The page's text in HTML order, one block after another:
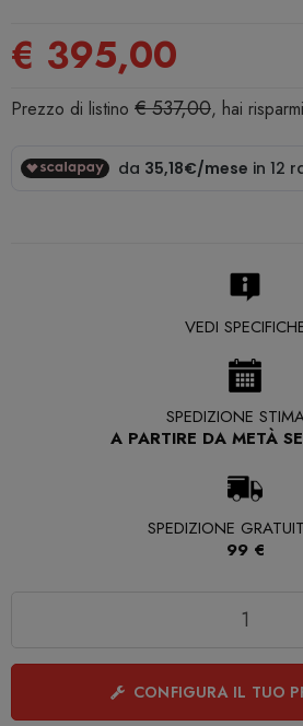
€ 395,00
Prezzo di listino € 537,00, hai
VEDI
SPEDIZIONE
A PARTIRE DA METÀ
SPEDIZIONE
99 €
CONFIGURA IL TUO